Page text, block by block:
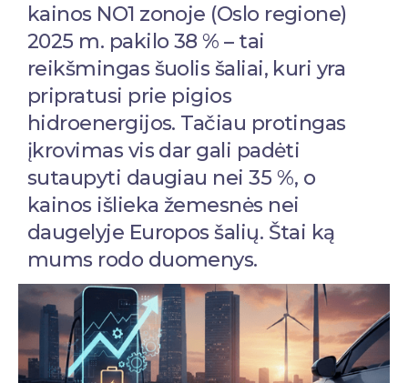
kainos NO1 zonoje (Oslo regione)
2025 m. pakilo 38 % – tai
reikšmingas šuolis šaliai, kuri yra
pripratusi prie pigios
hidroenergijos. Tačiau protingas
įkrovimas vis dar gali padėti
sutaupyti daugiau nei 35 %, o
kainos išlieka žemesnės nei
daugelyje Europos šalių. Štai ką
mums rodo duomenys.